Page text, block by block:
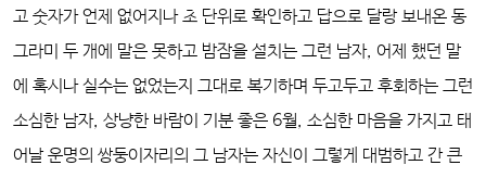
고 숫자가 언제 없어지나 초 단위로 확인하고 답으로 달랑 보내온 동
그라미 두 개에 말은 못하고 밤잠을 설치는 그런 남자, 어제 했던 말
에 혹시나 실수는 없었는지 그대로 복기하며 두고두고 후회하는 그런
소심한 남자, 상냥한 바람이 기분 좋은 6월, 소심한 마음을 가지고 태
어날 운명의 쌍둥이자리의 그 남자는 자신이 그렇게 대범하고 간 큰